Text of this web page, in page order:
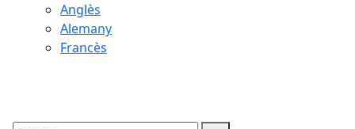
Anglès
Alemany
Francès